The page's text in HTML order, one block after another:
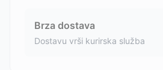
Brza dostava
Dostavu vrši kurirska služba